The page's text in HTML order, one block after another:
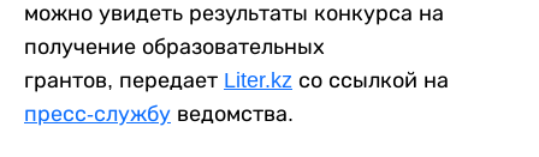
можно увидеть результаты конкурса на
получение образовательных
грантов, передает Liter.kz со ссылкой на
пресс-службу ведомства.